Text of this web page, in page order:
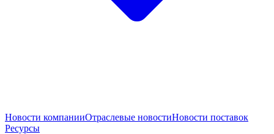
Новости компанииОтраслевые новостиНовости поставок
Ресурсы